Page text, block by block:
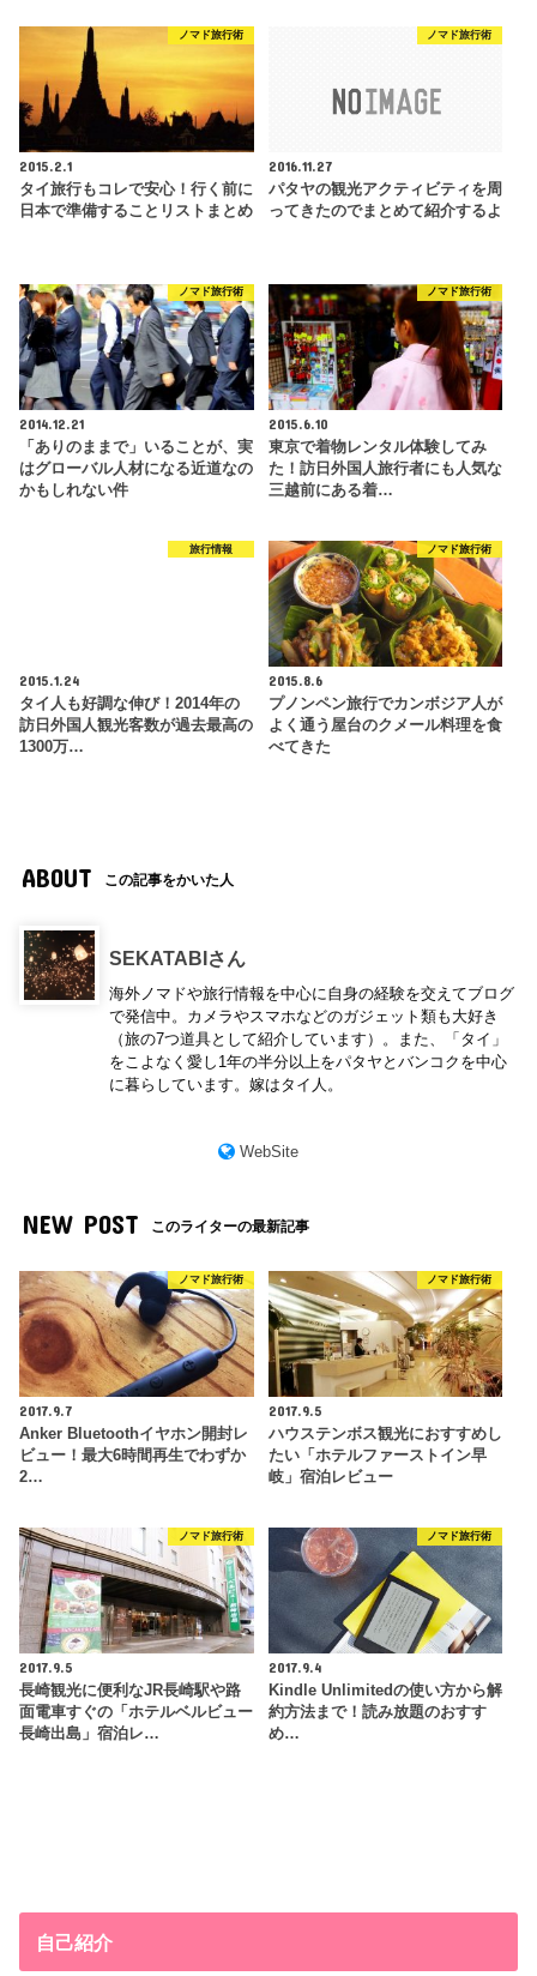
ノマド旅行術
2015.2.1
タイ旅行もコレで安心！行く前に
日本で準備することリストまとめ
ノマド旅行術
2016.11.27
パタヤの観光アクティビティを周
ってきたのでまとめて紹介するよ
ノマド旅行術
2014.12.21
「ありのままで」いることが、実
はグローバル人材になる近道なの
かもしれない件
ノマド旅行術
2015.6.10
東京で着物レンタル体験してみ
た！訪日外国人旅行者にも人気な
三越前にある着…
旅行情報
2015.1.24
タイ人も好調な伸び！2014年の
訪日外国人観光客数が過去最高の
1300万…
ノマド旅行術
2015.8.6
プノンペン旅行でカンボジア人が
よく通う屋台のクメール料理を食
べてきた
ABOUT この記事をかいた人
SEKATABIさん
海外ノマドや旅行情報を中心に自身の経験を交えてブログ
で発信中。カメラやスマホなどのガジェット類も大好き
（旅の7つ道具として紹介しています）。また、「タイ」
をこよなく愛し1年の半分以上をパタヤとバンコクを中心
に暮らしています。嫁はタイ人。
WebSite
NEW POST このライターの最新記事
ノマド旅行術
2017.9.7
Anker Bluetoothイヤホン開封レ
ビュー！最大6時間再生でわずか
2…
ノマド旅行術
2017.9.5
ハウステンボス観光におすすめし
たい「ホテルファーストイン早
岐」宿泊レビュー
ノマド旅行術
2017.9.5
長崎観光に便利なJR長崎駅や路
面電車すぐの「ホテルベルビュー
長崎出島」宿泊レ…
ノマド旅行術
2017.9.4
Kindle Unlimitedの使い方から解
約方法まで！読み放題のおすす
め…
自己紹介